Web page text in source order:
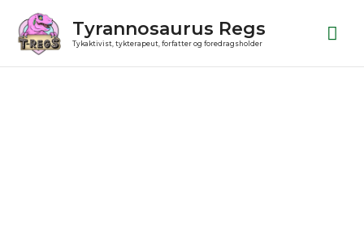
indholdet
Tyrannosaurus Regs
Tykaktivist, tykterapeut, forfatter og foredragsholder